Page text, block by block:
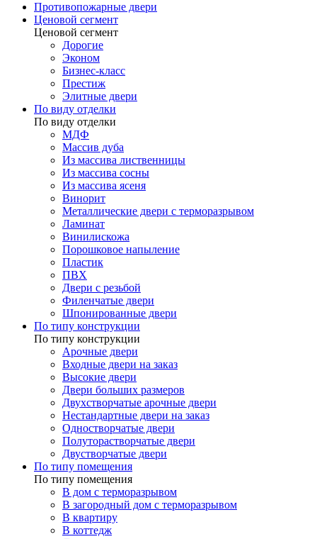
Противопожарные двери
Ценовой сегмент
Ценовой сегмент
Дорогие
Эконом
Бизнес-класс
Престиж
Элитные двери
По виду отделки
По виду отделки
МДФ
Массив дуба
Из массива лиственницы
Из массива сосны
Из массива ясеня
Винорит
Металлические двери с терморазрывом
Ламинат
Винилискожа
Порошковое напыление
Пластик
ПВХ
Двери с резьбой
Филенчатые двери
Шпонированные двери
По типу конструкции
По типу конструкции
Арочные двери
Входные двери на заказ
Высокие двери
Двери больших размеров
Двухстворчатые арочные двери
Нестандартные двери на заказ
Одностворчатые двери
Полуторастворчатые двери
Двустворчатые двери
По типу помещения
По типу помещения
В дом с терморазрывом
В загородный дом с терморазрывом
В квартиру
В коттедж